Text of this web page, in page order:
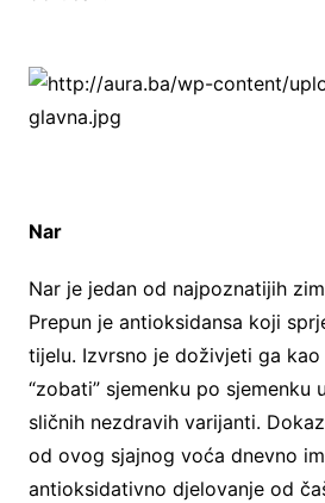
Nar
Nar je jedan od najpoznatijih
Prepun je antioksidansa koji
tijelu. Izvrsno je doživjeti ga
“zobati” sjemenku po sjemenku
sličnih nezdravih varijanti.
od ovog sjajnog voća dnevno
antioksidativno djelovanje od